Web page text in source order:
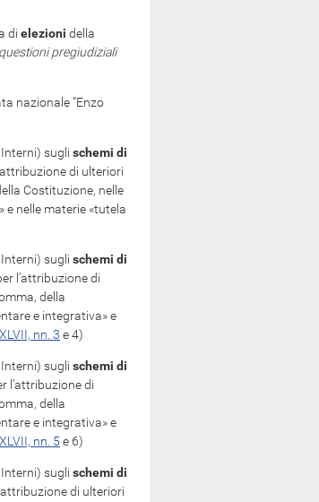
di elezioni della
pregiudiziali
nazionale “Enzo
sugli schemi di
di ulteriori
Costituzione, nelle
e nelle materie «tutela
sugli schemi di
l’attribuzione di
della
e integrativa» e
nn. 3 e 4)
sugli schemi di
l’attribuzione di
della
e integrativa» e
nn. 5 e 6)
sugli schemi di
di ulteriori